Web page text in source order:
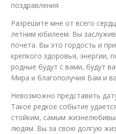
поздравления .
Разрешите мне от всего
летним юбилеем. Вы
почета. Вы это гордость и
крепкого здоровья, энергии,
родные будут с вами, будут
Мира и благополучия Вам и
Невозможно представить
Такое редкое событие
стойким, самым
людям. Вы за свою долгую